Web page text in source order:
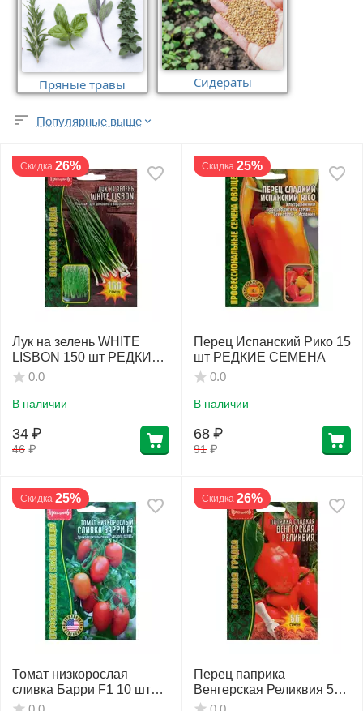
Фитолампы
Пряные травы Сидераты
Популярные выше
Скидка 26%
Лук на зелень WHITE
LISBON 150 шт РЕДКИЕ
СЕМЕНА
0.0
В наличии
46 ₽
34 ₽
Скидка 25%
Перец Испанский Рико 15
шт РЕДКИЕ СЕМЕНА
0.0
В наличии
91 ₽
68 ₽
Скидка 25%
Томат низкорослая
сливка Барри F1 10 шт
РЕДКИЕ СЕМЕНА
Скидка 26%
Перец паприка
Венгерская Реликвия 50
шт РЕДКИЕ СЕМЕНА